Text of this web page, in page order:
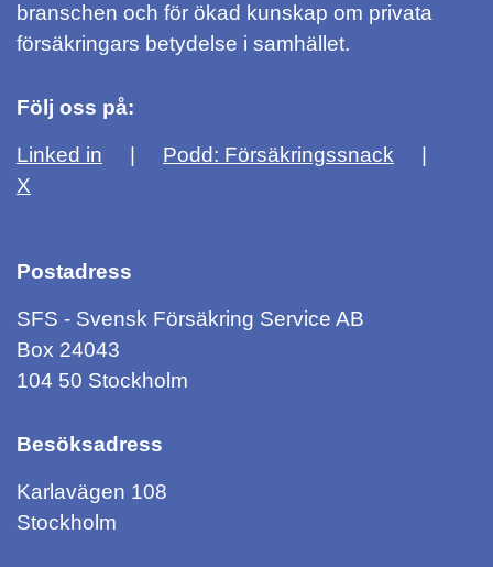
branschen och för ökad kunskap om privata
försäkringars betydelse i samhället.
Följ oss på:
Linked in
Podd: Försäkringssnack
X
Postadress
SFS - Svensk Försäkring Service AB
Box 24043
104 50 Stockholm
Besöksadress
Karlavägen 108
Stockholm